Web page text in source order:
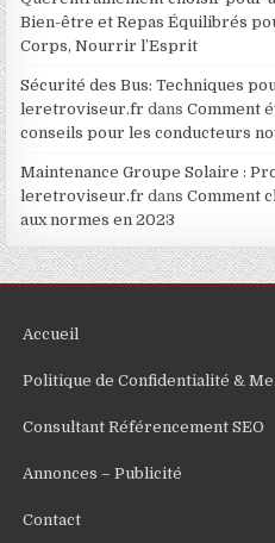
Bien-être et Repas Équilibrés
Corps, Nourrir l’Esprit
Sécurité des Bus: Techniques
leretroviseur.fr dansComment
conseils pour les conducteurs
Maintenance Groupe Solaire :
leretroviseur.fr dansComment
aux normes en 2023
Accueil
Politique de Confidentialité &
Consultant Référencement SEO
Annonces – Publicité
Contact